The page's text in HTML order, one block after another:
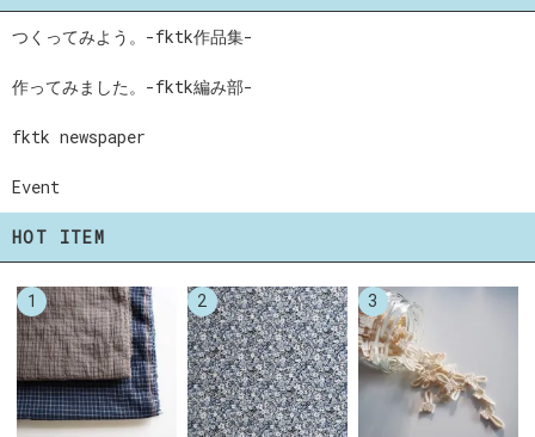
つくってみよう。-fktk作品集-
作ってみました。-fktk編み部-
fktk newspaper
Event
HOT ITEM
1 2 3